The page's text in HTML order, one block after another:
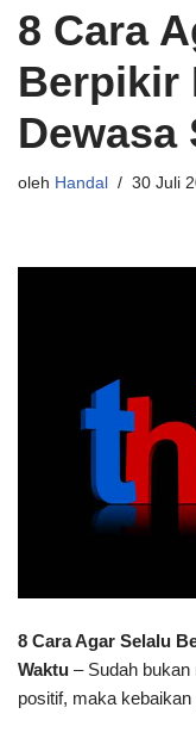
8 Cara
Berpikir
Dewasa
oleh Handal 30 Juli
8 Cara Agar Selalu
Waktu – Sudah
positif, maka